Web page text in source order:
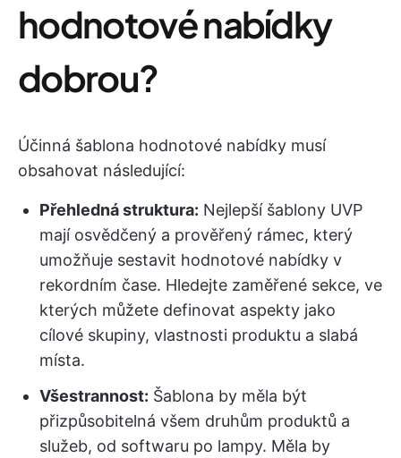
hodnotové nabídky
dobrou?
Účinná šablona hodnotové nabídky musí
obsahovat následující:
Přehledná struktura: Nejlepší šablony UVP
mají osvědčený a prověřený rámec, který
umožňuje sestavit hodnotové nabídky v
rekordním čase. Hledejte zaměřené sekce, ve
kterých můžete definovat aspekty jako
cílové skupiny, vlastnosti produktu a slabá
místa.
Všestrannost: Šablona by měla být
přizpůsobitelná všem druhům produktů a
služeb, od softwaru po lampy. Měla by